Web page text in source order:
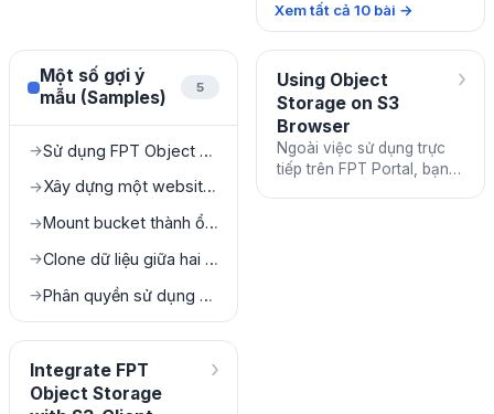
Xem tất cả 10 bài →
Một số gợi ý
mẫu (Samples)
5
→ Sử dụng FPT Object Storage làm media server
→ Xây dựng một website tĩnh bằng FPT Object Storage
→ Mount bucket thành ổ đĩa trên máy local
→ Clone dữ liệu giữa hai bucket khác nhau
→ Phân quyền sử dụng bucket cho các subuser
Using Object
Storage on S3
Browser
Ngoài việc sử dụng trực
tiếp trên FPT Portal, bạn
›
Integrate FPT
Object Storage
›